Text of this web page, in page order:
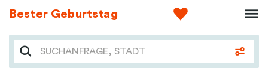
Bester Geburtstag